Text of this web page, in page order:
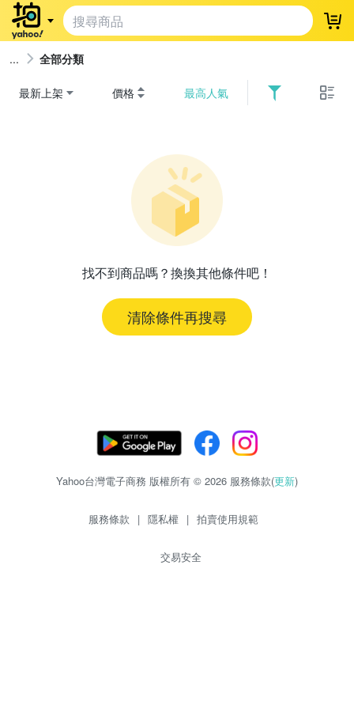
登
全部分類
最新上架 價格 最高人氣
找不到商品嗎？換換其他條件吧！
清除條件再搜尋
Yahoo台灣電子商務 版權所有 © 2026 服務條款(更新)
服務條款 | 隱私權 | 拍賣使用規範
交易安全